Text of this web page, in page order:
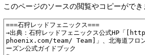
このページのソースの閲覧やコピーができ